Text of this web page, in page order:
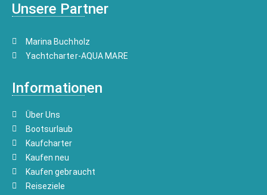
Unsere Partner
Marina Buchholz
Yachtcharter-AQUA MARE
Informationen
Über Uns
Bootsurlaub
Kaufcharter
Kaufen neu
Kaufen gebraucht
Reiseziele